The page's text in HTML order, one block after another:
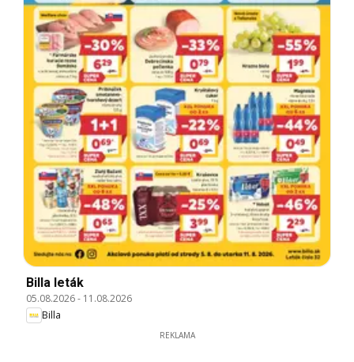
Billa leták
05.08.2026- 11.08.2026
Billa
REKLAMA